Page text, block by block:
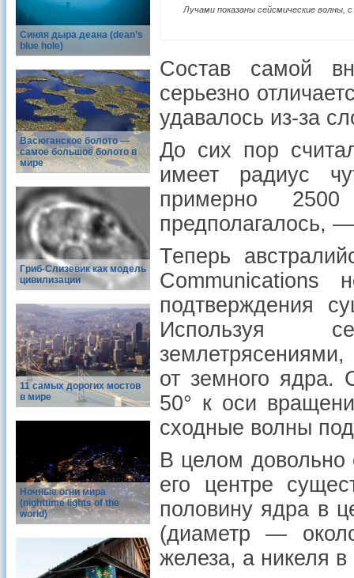
Синяя дыра деана (dean’s
blue hole)
Васюганское болото —
самое большое болото в
мире
Гриб-Слизевик как модель
цивилизации
11 самых дорогих мостов
в мире
Ночные огни мира
(nighttime lights of the
world)
Лучами показаны сейсмические волны,
Состав самой
серьезно
удавалось из-за
До сих пор
имеет радиус
примерно
предполагалось,
Теперь
Communications
подтверждения
Используя
от земного ядра.
50° к оси
сходные волны
В целом довольно
его центре
половину ядра в
(диаметр —
железа, а никеля